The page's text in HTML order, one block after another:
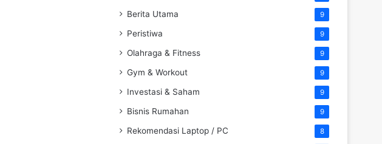
Berita Utama 9
Peristiwa 9
Olahraga & Fitness 9
Gym & Workout 9
Investasi & Saham 9
Bisnis Rumahan 9
Rekomendasi Laptop / PC 8